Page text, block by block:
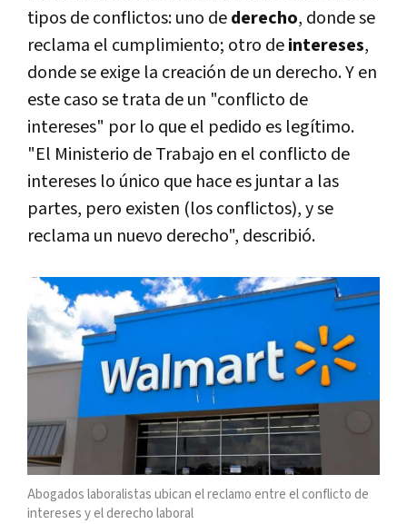
tipos de conflictos: uno dederecho, donde se
reclama el cumplimiento; otro deintereses,
donde se exige la creación de un derecho. Y en
este caso se trata de un "conflicto de
intereses" por lo que el pedido es legítimo.
"El Ministerio de Trabajo en el conflicto de
intereses lo único que hace es juntar a las
partes, pero existen (los conflictos), y se
reclama un nuevo derecho", describió.
Abogados laboralistas ubican el reclamo entre el conflicto de
intereses y el derecho laboral